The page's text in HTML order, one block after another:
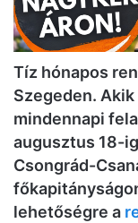
Tíz hónapos
Szegeden.
mindennapi
augusztus 18-ig
Csongrád-
lehetőségre a